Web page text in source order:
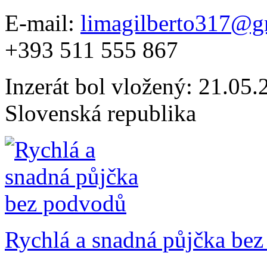
E-mail:
+393 511 555 867
Inzerát bol vložený:
Slovenská republika
Rychlá a snadná půjčka